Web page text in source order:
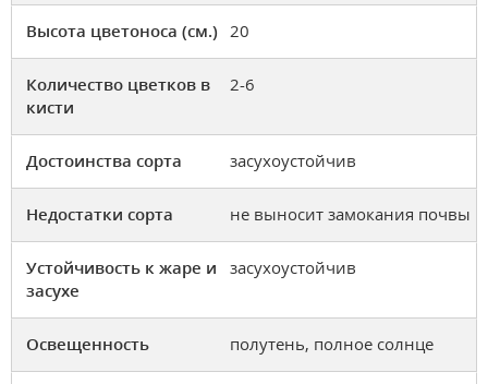
Высота цветоноса (см.) 20
Количество цветков в
кисти
2-6
Достоинства сорта засухоустойчив
Недостатки сорта не выносит замокания почвы
Устойчивость к жаре и
засухе
засухоустойчив
Освещенность полутень, полное солнце